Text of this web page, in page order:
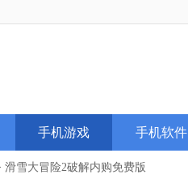
手机游戏 手机软件
滑雪大冒险2破解内购免费版